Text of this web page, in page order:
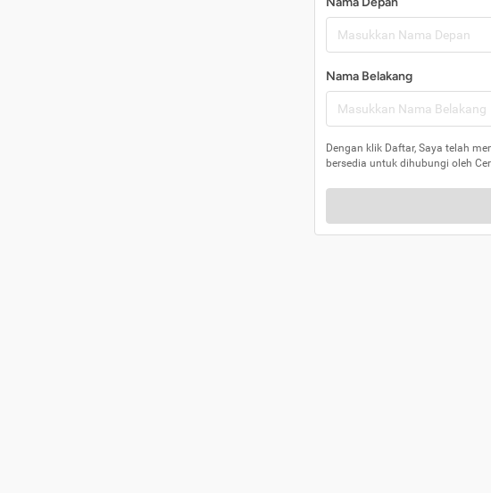
Nama Belakang
Dengan klik Daftar, Saya telah
bersedia untuk dihubungi oleh